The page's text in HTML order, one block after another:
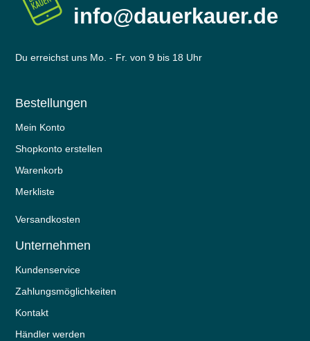
info@dauerkauer.de
Du erreichst uns Mo. - Fr. von 9 bis 18 Uhr
Bestellungen
Mein Konto
Shopkonto erstellen
Warenkorb
Merkliste
Versandkosten
Unternehmen
Kundenservice
Zahlungsmöglichkeiten
Kontakt
Händler werden